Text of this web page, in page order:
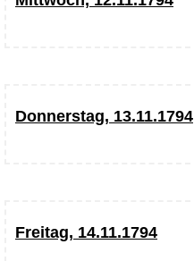
Donnerstag, 13.11.1794
Freitag, 14.11.1794